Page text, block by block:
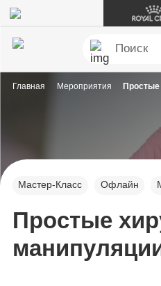
Главная Мероприятия Простые
Мастер-Класс Офлайн
Простые